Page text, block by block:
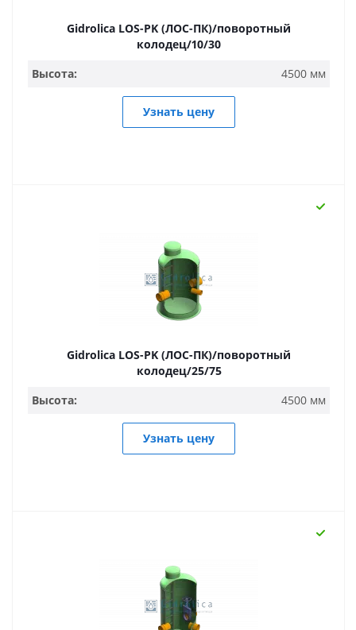
Gidrolica LOS-PK (ЛОС-ПК)/поворотный
колодец/10/30
Высота:
4500 мм
Узнать цену
Gidrolica LOS-PK (ЛОС-ПК)/поворотный
колодец/25/75
Высота:
4500 мм
Узнать цену